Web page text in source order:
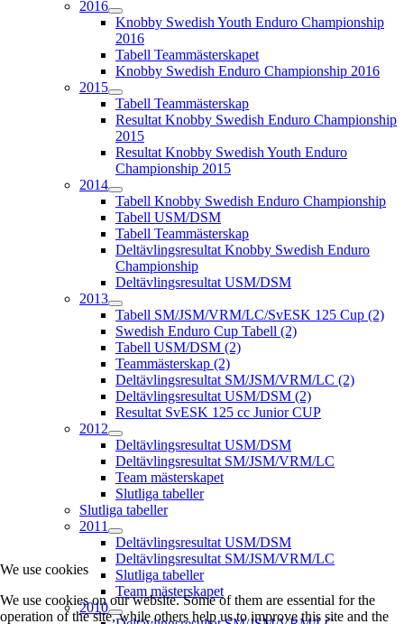
2016
Knobby Swedish Youth Enduro Championship
2016
Tabell Teammästerskapet
Knobby Swedish Enduro Championship 2016
2015
Tabell Teammästerskap
Resultat Knobby Swedish Enduro Championship
2015
Resultat Knobby Swedish Youth Enduro
Championship 2015
2014
Tabell Knobby Swedish Enduro Championship
Tabell USM/DSM
Tabell Teammästerskap
Deltävlingsresultat Knobby Swedish Enduro
Championship
Deltävlingsresultat USM/DSM
2013
Tabell SM/JSM/VRM/LC/SvESK 125 Cup (2)
Swedish Enduro Cup Tabell (2)
Tabell USM/DSM (2)
Teammästerskap (2)
Deltävlingsresultat SM/JSM/VRM/LC (2)
Deltävlingsresultat USM/DSM (2)
Resultat SvESK 125 cc Junior CUP
2012
Deltävlingsresultat USM/DSM
Deltävlingsresultat SM/JSM/VRM/LC
Team mästerskapet
Slutliga tabeller
Slutliga tabeller
2011
Deltävlingsresultat USM/DSM
Deltävlingsresultat SM/JSM/VRM/LC
Slutliga tabeller
Team mästerskapet
2010
We use cookies
We use cookies on our website. Some of them are essential for the
operation of the site, while others help us to improve this site and the